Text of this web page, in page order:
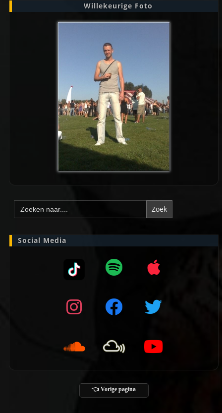
Willekeurige Foto
Zoek
naar:
Social Media
👈 Vorige pagina